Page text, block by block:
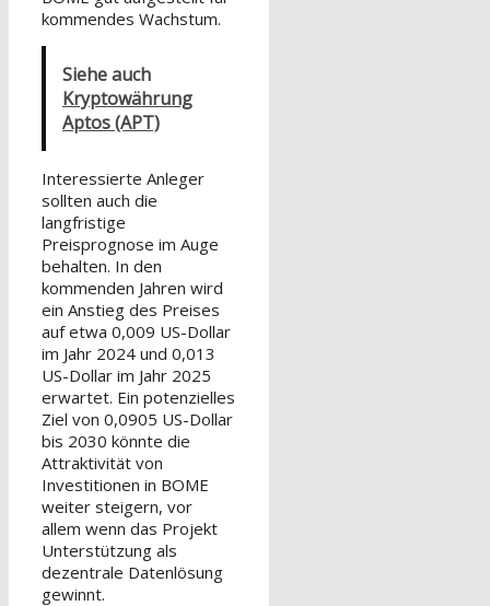
kommendes Wachstum.
Siehe auch
Kryptowährung
Aptos (APT)
Interessierte Anleger
sollten auch die
langfristige
Preisprognose im Auge
behalten. In den
kommenden Jahren wird
ein Anstieg des Preises
auf etwa 0,009 US-Dollar
im Jahr 2024 und 0,013
US-Dollar im Jahr 2025
erwartet. Ein potenzielles
Ziel von 0,0905 US-Dollar
bis 2030 könnte die
Attraktivität von
Investitionen in BOME
weiter steigern, vor
allem wenn das Projekt
Unterstützung als
dezentrale Datenlösung
gewinnt.